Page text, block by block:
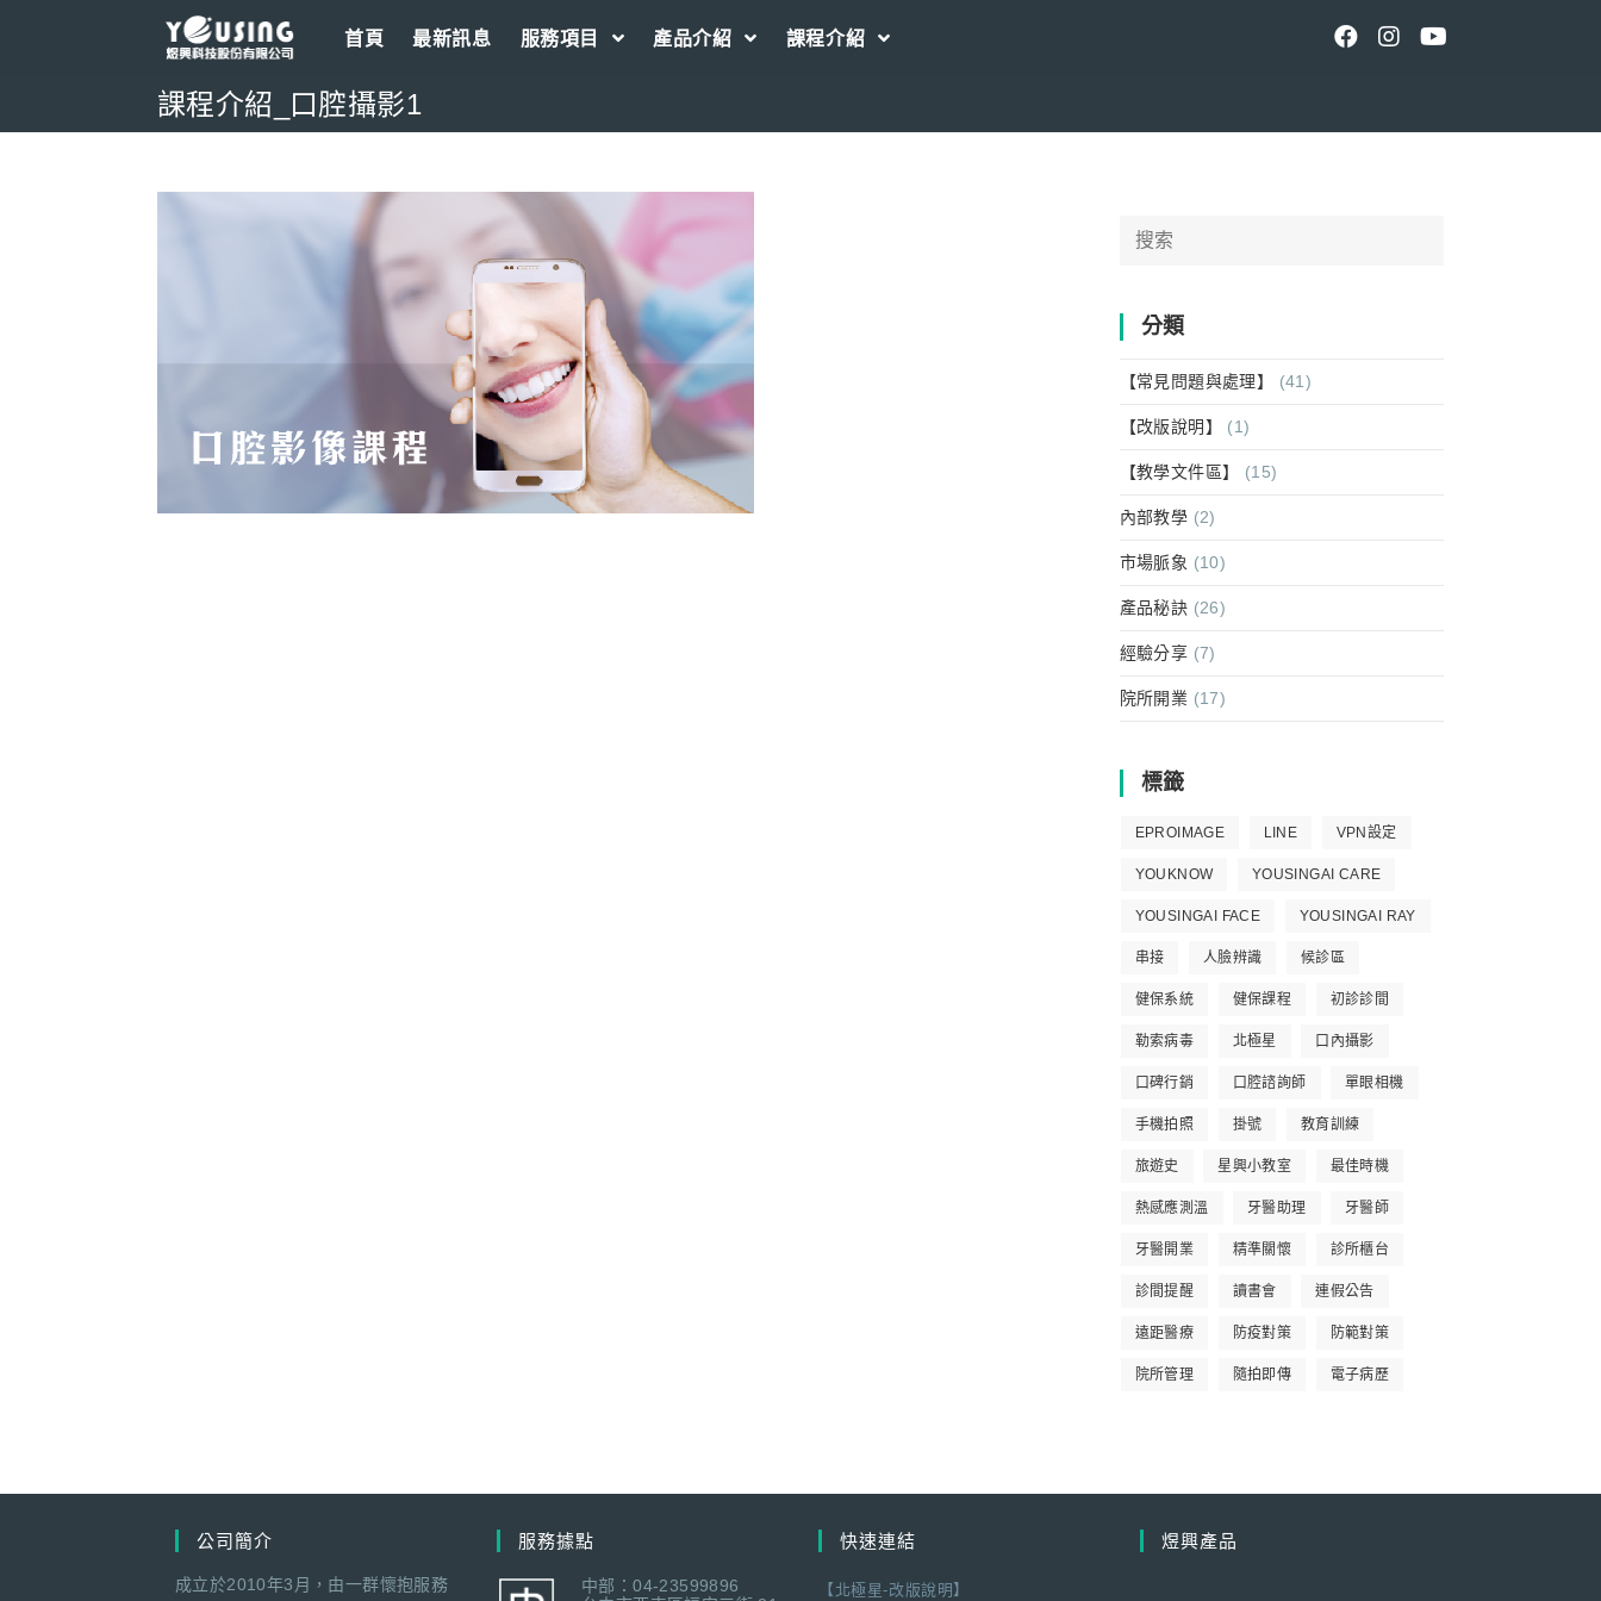
首頁 最新訊息 服務項目 產品介紹 課程介紹
課程介紹_口腔攝影1
Search
分類
【常見問題與處理】 (41)
【改版說明】 (1)
【教學文件區】 (15)
內部教學 (2)
市場脈象 (10)
產品秘訣 (26)
經驗分享 (7)
院所開業 (17)
標籤
EPROIMAGE LINE VPN設定
YOUKNOW YOUSINGAI CARE
YOUSINGAI FACE YOUSINGAI RAY
串接 人臉辨識 候診區
健保系統 健保課程 初診診間
勒索病毒 北極星 口內攝影
口碑行銷 口腔諮詢師 單眼相機
手機拍照 掛號 教育訓練
旅遊史 星興小教室 最佳時機
熱感應測溫 牙醫助理 牙醫師
牙醫開業 精準關懷 診所櫃台
診間提醒 讀書會 連假公告
遠距醫療 防疫對策 防範對策
院所管理 隨拍即傳 電子病歷
公司簡介
成立於2010年3月，由一群懷抱服務
服務據點
中部：04-23599896
快速連結
【北極星-改版說明】
煜興產品